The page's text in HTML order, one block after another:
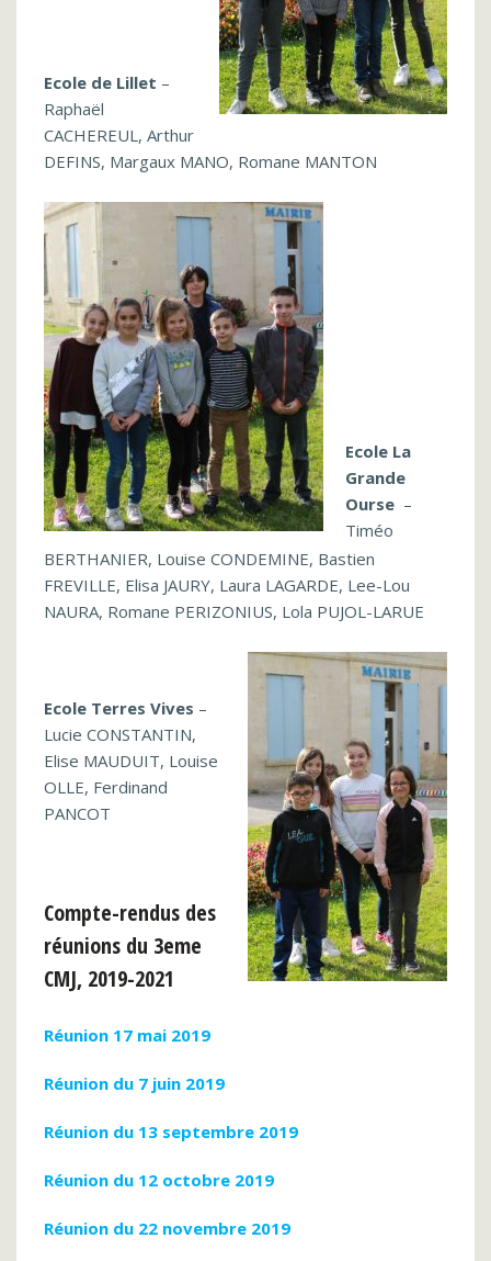
Ecole de Lillet –
Raphaël
CACHEREUL, Arthur
DEFINS, Margaux MANO, Romane MANTON
Ecole La
Grande
Ourse –
Timéo
BERTHANIER, Louise CONDEMINE, Bastien
FREVILLE, Elisa JAURY, Laura LAGARDE, Lee-Lou
NAURA, Romane PERIZONIUS, Lola PUJOL-LARUE
Ecole Terres Vives –
Lucie CONSTANTIN,
Elise MAUDUIT, Louise
OLLE, Ferdinand
PANCOT
Compte-rendus des
réunions du 3eme
CMJ, 2019-2021
Réunion 17 mai 2019
Réunion du 7 juin 2019
Réunion du 13 septembre 2019
Réunion du 12 octobre 2019
Réunion du 22 novembre 2019